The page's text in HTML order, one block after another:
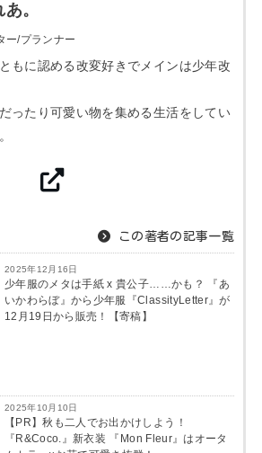
。
ー/プランナー
もに認める改変好きでメインは少年改
ったり可愛い物を集める生活をしてい
この著者の記事一覧
2025年12月16日
少年服のメタは手紙 x 貴公子……かも？ 『あ
いかわらぼ』から少年服『ClassityLetter』が
12月19日から販売！【寄稿】
2025年10月10日
【PR】秋も二人でお出かけしよう！
『R&Coco.』新衣装 『Mon Fleur』はオータ